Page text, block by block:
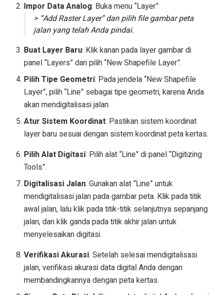
Impor Data Analog: Buka menu “Layer”
> “Add Raster Layer” dan pilih file gambar peta
jalan yang telah Anda pindai.
Buat Layer Baru: Klik kanan pada layer gambar di
panel “Layers” dan pilih “New Shapefile Layer”.
Pilih Tipe Geometri: Pada jendela “New Shapefile
Layer”, pilih “Line” sebagai tipe geometri, karena Anda
akan mendigitalisasi jalan.
Atur Sistem Koordinat: Pastikan sistem koordinat
layer baru sesuai dengan sistem koordinat peta kertas.
Pilih Alat Digitasi: Pilih alat “Line” di panel “Digitizing
Tools”.
Digitalisasi Jalan: Gunakan alat “Line” untuk
mendigitalisasi jalan pada gambar peta. Klik pada titik
awal jalan, lalu klik pada titik-titik selanjutnya sepanjang
jalan, dan klik ganda pada titik akhir jalan untuk
menyelesaikan digitasi.
Verifikasi Akurasi: Setelah selesai mendigitalisasi
jalan, verifikasi akurasi data digital Anda dengan
membandingkannya dengan peta kertas.